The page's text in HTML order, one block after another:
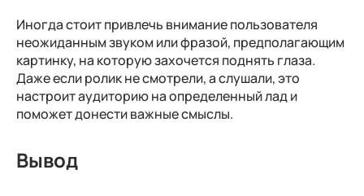
Иногда стоит привлечь внимание пользователя
неожиданным звуком или фразой, предполагающим
картинку, на которую захочется поднять глаза.
Даже если ролик не смотрели, а слушали, это
настроит аудиторию на определенный лад и
поможет донести важные смыслы.
Вывод